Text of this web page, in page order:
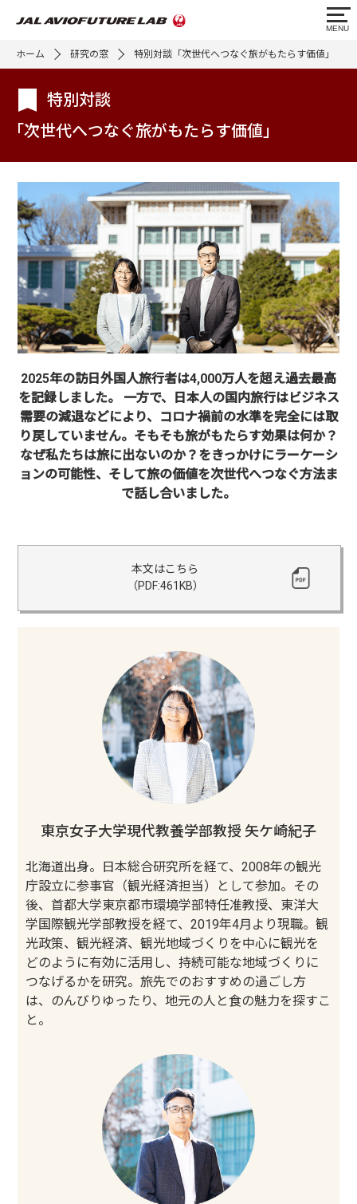
MENU
ホーム 研究の窓 特別対談「次世代へつなぐ旅がもたらす価値」
特別対談
「次世代へつなぐ旅がもたらす価値」
2025年の訪日外国人旅行者は4,000万人を超え過去最高
を記録しました。
一方で、日本人の国内旅行はビジネス
需要の減退などにより、コロナ禍前の水準を完全には取
り戻していません。 そもそも旅がもたらす効果は何か？
なぜ私たちは旅に出ないのか？をきっかけにラーケーシ
ョンの可能性、 そして旅の価値を次世代へつなぐ方法ま
で話し合いました。
本文はこちら
（PDF:461KB）
東京女子大学現代教養学部教授 矢ケ崎紀子
北海道出身。日本総合研究所を経て、2008年の観光
庁設立に参事官（観光経済担当）として参加。その
後、首都大学東京都市環境学部特任准教授、東洋大
学国際観光学部教授を経て、2019年4月より現職。観
光政策、観光経済、観光地域づくりを中心に観光を
どのように有効に活用し、持続可能な地域づくりに
つなげるかを研究。旅先でのおすすめの過ごし方
は、のんびりゆったり、地元の人と食の魅力を探すこ
と。